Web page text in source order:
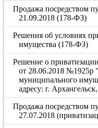
Продажа посредством
21.09.2018 (178-ФЗ)
Решения об условиях
имущества (178-ФЗ)
Решение о
от 28.06.2018 №1925р
муниципального
адресу: г.
Продажа посредством
27.07.2018